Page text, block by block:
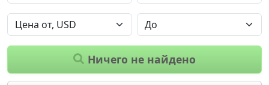
Ничего не найдено